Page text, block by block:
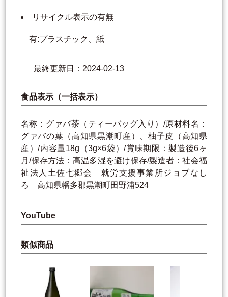
リサイクル表示の有無
有:プラスチック、紙
最終更新日：2024-02-13
食品表示（一括表示）
名称：グァバ茶（ティーバッグ入り）/原材料名：
グァバの葉（高知県黒潮町産）、柚子皮（高知県
産）/内容量18g（3g×6袋）/賞味期限：製造後6ヶ
月/保存方法：高温多湿を避け保存/製造者：社会福
祉法人土佐七郷会 就労支援事業所ジョブなし
ろ 高知県幡多郡黒潮町田野浦524
YouTube
類似商品